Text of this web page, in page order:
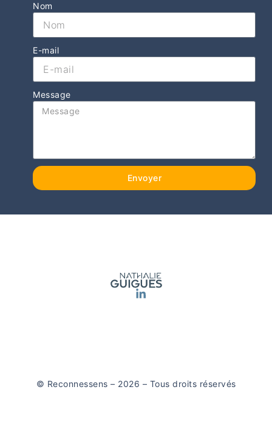
Nom
E-mail
Message
Envoyer
© Reconnessens – 2026 – Tous droits réservés